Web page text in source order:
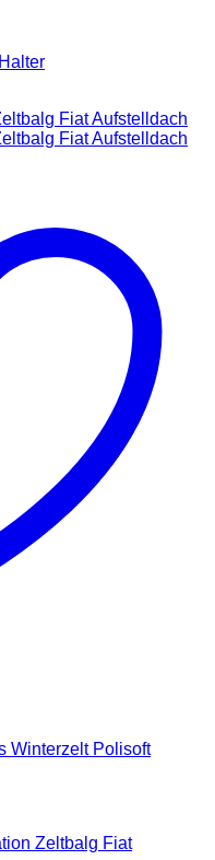
Winterzelt Polisoft